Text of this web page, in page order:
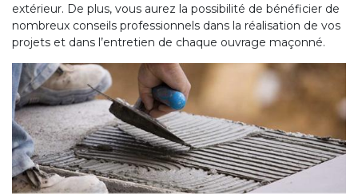
extérieur. De plus, vous aurez la possibilité de bénéficier de
nombreux conseils professionnels dans la réalisation de vos
projets et dans l’entretien de chaque ouvrage maçonné.